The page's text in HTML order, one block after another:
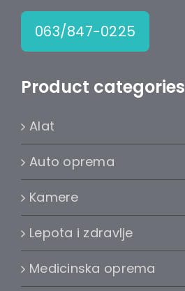
063/847-0225
Product categories
Alat
Auto oprema
Kamere
Lepota i zdravlje
Medicinska oprema